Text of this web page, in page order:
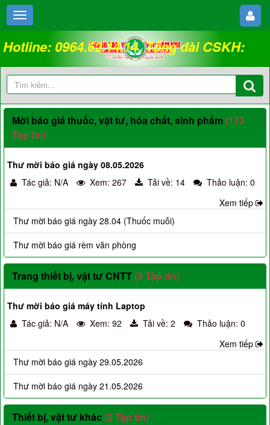
Hotline: 0964.62.14.14. Tổng đài CSKH:
18008262
Mời báo giá thuốc, vật tư, hóa chất, sinh phẩm(173
Tập tin)
Thư mời báo giá ngày 08.05.2026
Tác giả: N/A
Xem: 267 Tải về: 14
Thảo luận: 0
Xem tiếp
Thư mời báo giá ngày 28.04 (Thuốc muỗi)
Thư mời báo giá rèm văn phòng
Trang thiết bị, vật tư CNTT(3 Tập tin)
Thư mời báo giá máy tính Laptop
Tác giả: N/A
Xem: 92 Tải về: 2
Thảo luận: 0
Xem tiếp
Thư mời báo giá ngày 29.05.2026
Thư mời báo giá ngày 21.05.2026
Thiết bị, vật tư khác (2 Tập tin)